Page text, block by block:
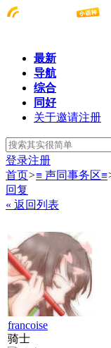
最新
导航
综合
同好
关于邀请注册
登录注册
首页>≡ 声同事务区≡
回复
« 返回列表
francoise
骑士